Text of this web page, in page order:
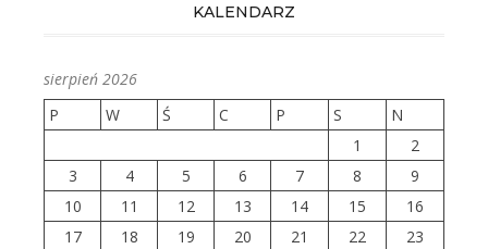
KALENDARZ
sierpień 2026
P
W Ś C P S
N
1
2
3
4 5 6 7 8
9
10
11 12 13 14 15
16
17
18 19 20 21 22
23